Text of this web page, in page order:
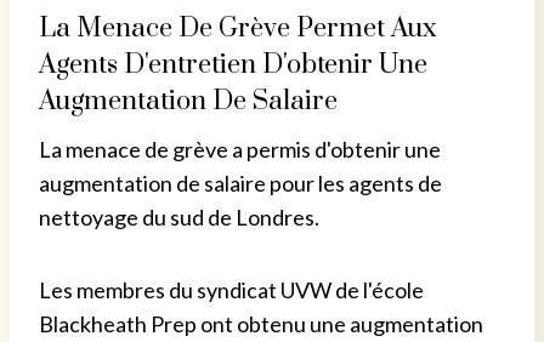
La Menace De Grève Permet Aux
Agents D'entretien D'obtenir Une
Augmentation De Salaire
La menace de grève a permis d'obtenir une
augmentation de salaire pour les agents de
nettoyage du sud de Londres.
Les membres du syndicat UVW de l'école
Blackheath Prep ont obtenu une augmentation